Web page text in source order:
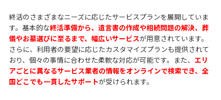
終活のさまざまなニーズに応じたサービスプランを展開していま
す。基本的な終活準備から、遺言書の作成や相続問題の解決、葬
儀やお墓選びに至るまで、幅広いサービスが用意されています。
さらに、利用者の要望に応じたカスタマイズプランも提供されて
おり、個々の事情に合わせた柔軟な対応が可能です。また、 エリ
アごとに異なるサービス業者の情報をオンラインで検索でき、全
国どこでも一貫したサポートが受けられます。